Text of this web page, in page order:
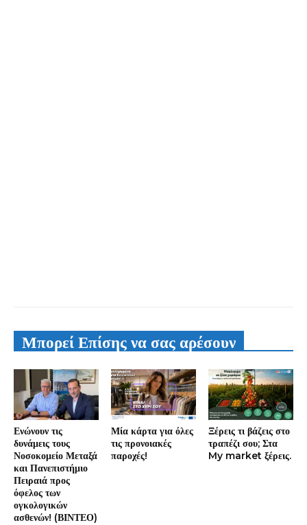
Μπορεί Επίσης να σας αρέσουν
Ενώνουν τις
δυνάμεις τους
Νοσοκομείο Μεταξά
και Πανεπιστήμιο
Πειραιά προς
όφελος των
ογκολογικών
ασθενών! (ΒΙΝΤΕΟ)
Μία κάρτα για όλες
τις προνοιακές
παροχές!
Ξέρεις τι βάζεις στο
τραπέζι σου; Στα
My market ξέρεις.